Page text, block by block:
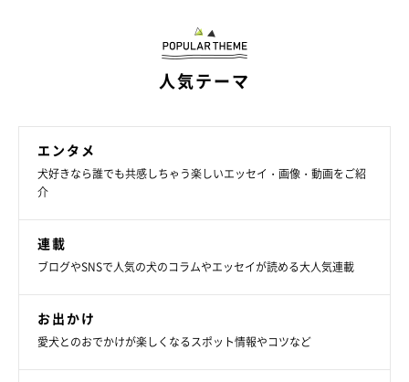
人気テーマ
エンタメ
犬好きなら誰でも共感しちゃう楽しいエッセイ・画像・動画をご紹
介
連載
ブログやSNSで人気の犬のコラムやエッセイが読める大人気連載
お出かけ
愛犬とのおでかけが楽しくなるスポット情報やコツなど